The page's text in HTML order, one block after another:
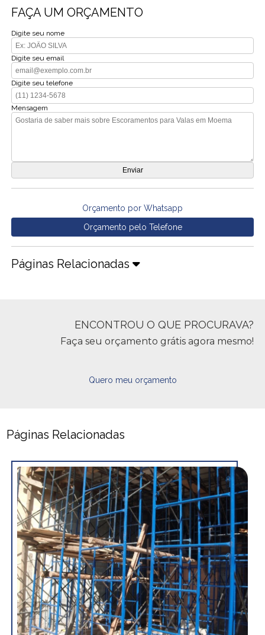
FAÇA UM ORÇAMENTO
Digite seu nome
Digite seu email
Digite seu telefone
Mensagem
Orçamento por Whatsapp
Orçamento pelo Telefone
Páginas Relacionadas
ENCONTROU O QUE PROCURAVA?
Faça seu orçamento grátis agora mesmo!
Quero meu orçamento
Páginas Relacionadas